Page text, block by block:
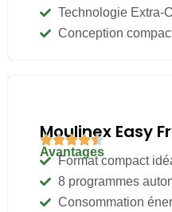
Technologie Extra-
Conception
Moulinex Easy
Avantages
Format compact
8 programmes
Consommation